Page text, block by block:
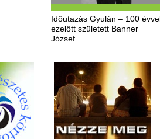
Időutazás Gyulán – 100 évvel
ezelőtt született Banner
József